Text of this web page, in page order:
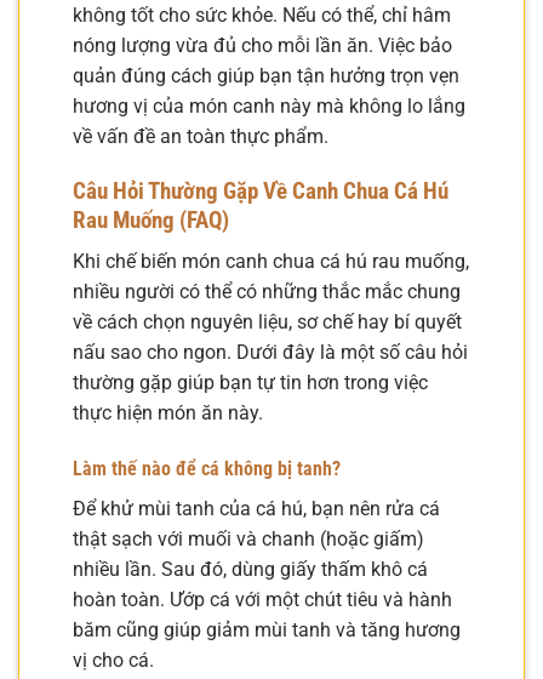
không tốt cho sức khỏe. Nếu có thể, chỉ hâm
nóng lượng vừa đủ cho mỗi lần ăn. Việc bảo
quản đúng cách giúp bạn tận hưởng trọn vẹn
hương vị của món canh này mà không lo lắng
về vấn đề an toàn thực phẩm.
Câu Hỏi Thường Gặp Về Canh Chua Cá Hú
Rau Muống (FAQ)
Khi chế biến món canh chua cá hú rau muống,
nhiều người có thể có những thắc mắc chung
về cách chọn nguyên liệu, sơ chế hay bí quyết
nấu sao cho ngon. Dưới đây là một số câu hỏi
thường gặp giúp bạn tự tin hơn trong việc
thực hiện món ăn này.
Làm thế nào để cá không bị tanh?
Để khử mùi tanh của cá hú, bạn nên rửa cá
thật sạch với muối và chanh (hoặc giấm)
nhiều lần. Sau đó, dùng giấy thấm khô cá
hoàn toàn. Ướp cá với một chút tiêu và hành
băm cũng giúp giảm mùi tanh và tăng hương
vị cho cá.